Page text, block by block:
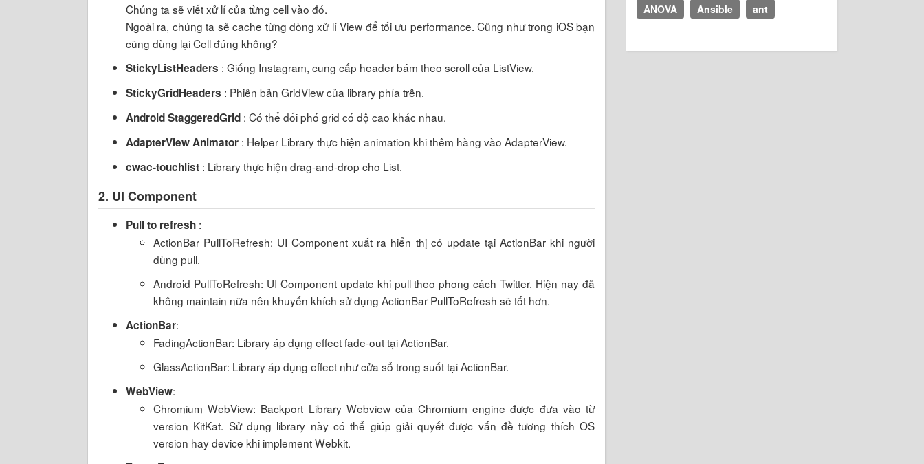
Chúng ta sẽ viết xử lí của từng cell vào đó.
Ngoài ra, chúng ta sẽ cache từng dòng xử lí View để tối ưu performance. Cũng như trong iOS bạn
cũng dùng lại Cell đúng không?
StickyListHeaders : Giống Instagram, cung cấp header bám theo scroll của ListView.
StickyGridHeaders : Phiên bản GridView của library phía trên.
Android StaggeredGrid : Có thể đối phó grid có độ cao khác nhau.
AdapterView Animator : Helper Library thực hiện animation khi thêm hàng vào AdapterView.
cwac-touchlist : Library thực hiện drag-and-drop cho List.
2. UI Component
Pull to refresh :
ActionBar PullToRefresh: UI Component xuất ra hiển thị có update tại ActionBar khi người
dùng pull.
Android PullToRefresh: UI Component update khi pull theo phong cách Twitter. Hiện nay đã
không maintain nữa nên khuyến khích sử dụng ActionBar PullToRefresh sẽ tốt hơn.
ActionBar:
FadingActionBar: Library áp dụng effect fade-out tại ActionBar.
GlassActionBar: Library áp dụng effect như cửa sổ trong suốt tại ActionBar.
WebView:
Chromium WebView: Backport Library Webview của Chromium engine được đưa vào từ
version KitKat. Sử dụng library này có thể giúp giải quyết được vấn đề tương thích OS
version hay device khi implement Webkit.
ANOVA
Ansible ant